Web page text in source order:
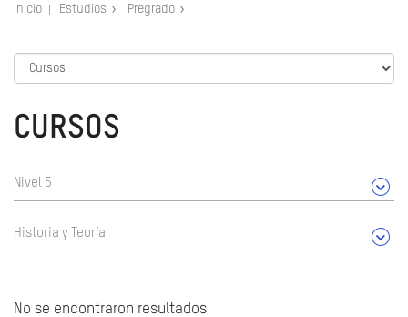
Inicio Estudios Pregrado
CURSOS
Nivel 5
Historia y Teoría
No se encontraron resultados